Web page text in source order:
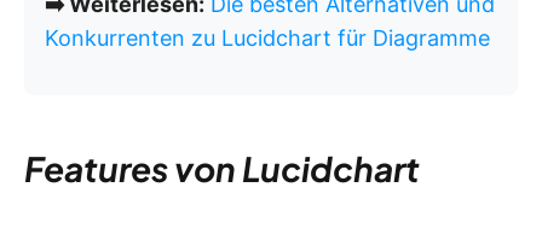
Konkurrenten zu Lucidchart für Diagramme
Features von Lucidchart